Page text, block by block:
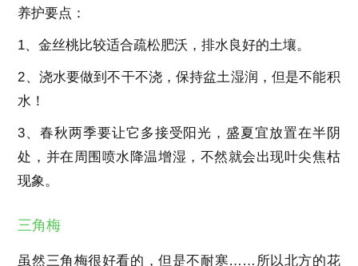
养护要点：
1、金丝桃比较适合疏松肥沃，排水良好的土壤。
2、浇水要做到不干不浇，保持盆土湿润，但是不能积
水！
3、春秋两季要让它多接受阳光，盛夏宜放置在半阴
处，并在周围喷水降温增湿，不然就会出现叶尖焦枯
现象。
三角梅
虽然三角梅很好看的，但是不耐寒……所以北方的花